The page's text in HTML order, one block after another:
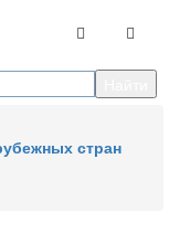
Контакты
стран